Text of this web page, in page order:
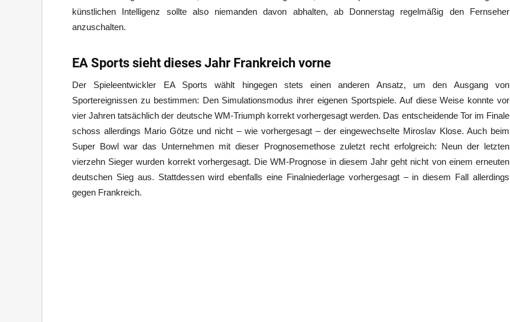
künstlichen Intelligenz sollte also niemanden davon abhalten, ab Donnerstag regelmäßig den Fernseher
anzuschalten.
EA Sports sieht dieses Jahr Frankreich vorne
Der Spieleentwickler EA Sports wählt hingegen stets einen anderen Ansatz, um den Ausgang von
Sportereignissen zu bestimmen: Den Simulationsmodus ihrer eigenen Sportspiele. Auf diese Weise konnte vor
vier Jahren tatsächlich der deutsche WM-Triumph korrekt vorhergesagt werden. Das entscheidende Tor im Finale
schoss allerdings Mario Götze und nicht – wie vorhergesagt – der eingewechselte Miroslav Klose. Auch beim
Super Bowl war das Unternehmen mit dieser Prognosemethose zuletzt recht erfolgreich: Neun der letzten
vierzehn Sieger wurden korrekt vorhergesagt. Die WM-Prognose in diesem Jahr geht nicht von einem erneuten
deutschen Sieg aus. Stattdessen wird ebenfalls eine Finalniederlage vorhergesagt – in diesem Fall allerdings
gegen Frankreich.